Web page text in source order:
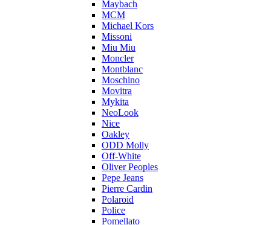
Maybach
MCM
Michael Kors
Missoni
Miu Miu
Moncler
Montblanc
Moschino
Movitra
Mykita
NeoLook
Nice
Oakley
ODD Molly
Off-White
Oliver Peoples
Pepe Jeans
Pierre Cardin
Polaroid
Police
Pomellato